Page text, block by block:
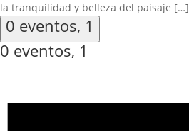
la tranquilidad y belleza del paisaje […]
0 eventos, 1
0 eventos, 1